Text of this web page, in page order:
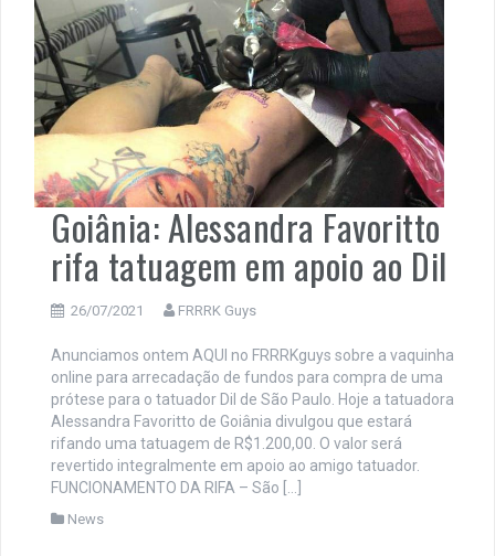
Goiânia: Alessandra Favoritto
rifa tatuagem em apoio ao Dil
26/07/2021 FRRRK Guys
Anunciamos ontem AQUI no FRRRKguys sobre a vaquinha
online para arrecadação de fundos para compra de uma
prótese para o tatuador Dil de São Paulo. Hoje a tatuadora
Alessandra Favoritto de Goiânia divulgou que estará
rifando uma tatuagem de R$1.200,00. O valor será
revertido integralmente em apoio ao amigo tatuador.
FUNCIONAMENTO DA RIFA – São […]
News